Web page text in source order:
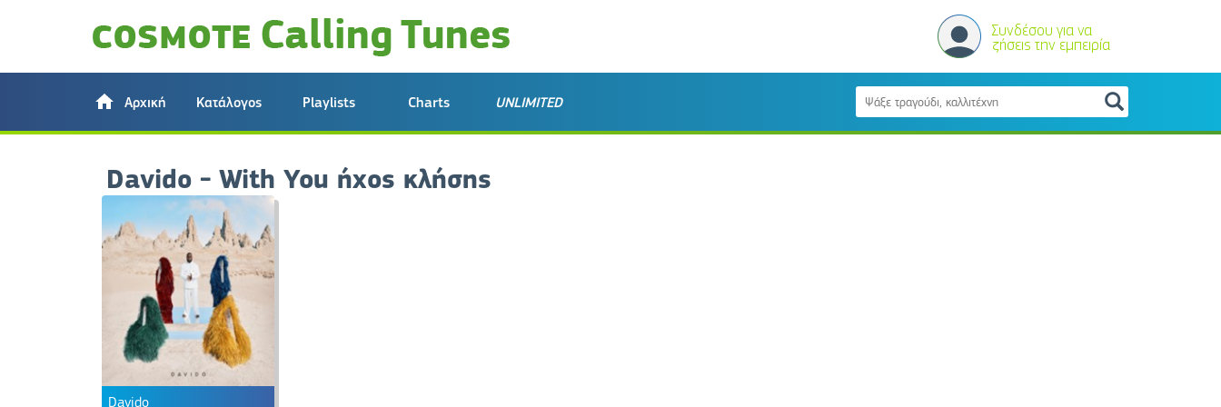
Συνδέσου για να
ζήσεις την εμπειρία
Αρχική Κατάλογος Playlists Charts UNLIMITED
Davido - With You ήχος κλήσης
Davido